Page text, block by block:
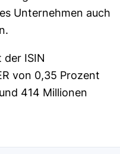
Unternehmen auch
der ISIN
von 0,35 Prozent
414 Millionen